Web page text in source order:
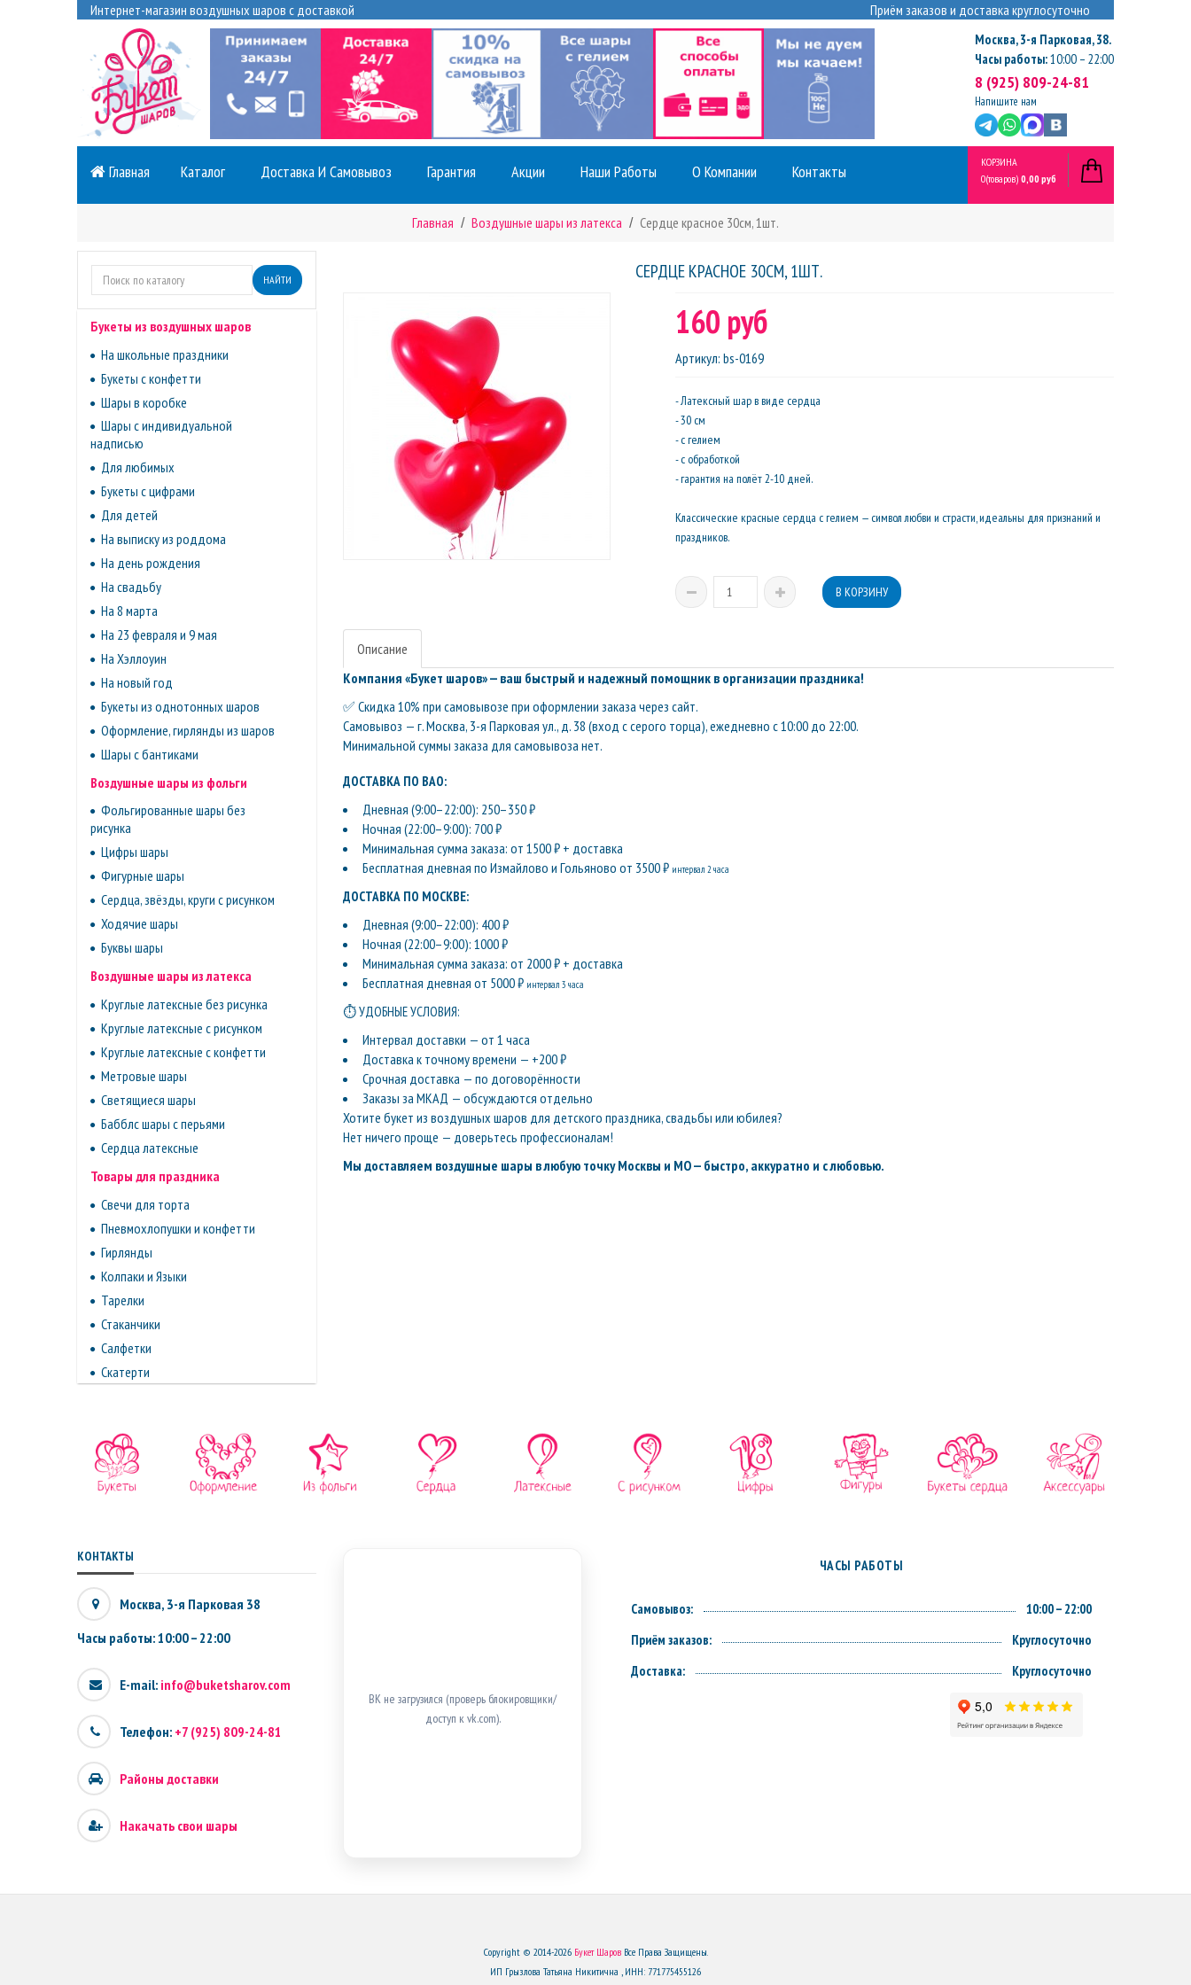
Интернет-магазин воздушных шаров с доставкой Приём заказов и доставка круглосуточно
Москва,3-я Парковая, 38.
Часы работы:10:00 – 22:00
8 (925) 809-24-81
Напишите нам
Главная Каталог Доставка И Самовывоз Гарантия Акции Наши Работы О Компании Контакты
КОРЗИНА
0(товаров) 0,00 руб
Главная Воздушные шары из латекса Сердце красное 30см, 1шт.
НАЙТИ
Букеты из воздушных шаров
На школьные праздники
Букеты с конфетти
Шары в коробке
Шары с индивидуальной
надписью
Для любимых
Букеты с цифрами
Для детей
На выписку из роддома
На день рождения
На свадьбу
На 8 марта
На 23 февраля и 9 мая
На Хэллоуин
На новый год
Букеты из однотонных шаров
Оформление, гирлянды из шаров
Шары с бантиками
Воздушные шары из фольги
Фольгированные шары без
рисунка
Цифры шары
Фигурные шары
Сердца, звёзды, круги с рисунком
Ходячие шары
Буквы шары
Воздушные шары из латекса
Круглые латексные без рисунка
Круглые латексные с рисунком
Круглые латексные с конфетти
Метровые шары
Светящиеся шары
Бабблс шары с перьями
Сердца латексные
Товары для праздника
Свечи для торта
Пневмохлопушки и конфетти
Гирлянды
Колпаки и Языки
Тарелки
Стаканчики
Салфетки
Скатерти
СЕРДЦЕ КРАСНОЕ 30СМ, 1ШТ.
160 руб
Артикул: bs-0169
- Латексный шар в виде сердца
- 30 см
- с гелием
- с обработкой
- гарантия на полёт 2-10 дней.
Классические красные сердца с гелием — символ любви и страсти, идеальны для признаний и
праздников.
Описание
Компания «Букет шаров» — ваш быстрый и надежный помощник в организации праздника!
✅ Скидка 10% при самовывозе при оформлении заказа через сайт.
Самовывоз — г. Москва, 3-я Парковая ул., д. 38 (вход с серого торца), ежедневно с 10:00 до 22:00.
Минимальной суммы заказа для самовывоза нет.
ДОСТАВКА ПО ВАО:
Дневная (9:00–22:00): 250–350 ₽
Ночная (22:00–9:00): 700 ₽
Минимальная сумма заказа: от 1500 ₽ + доставка
Бесплатная дневная по Измайлово и Гольяново от 3500 ₽ интервал 2 часа
ДОСТАВКА ПО МОСКВЕ:
Дневная (9:00–22:00): 400 ₽
Ночная (22:00–9:00): 1000 ₽
Минимальная сумма заказа: от 2000 ₽ + доставка
Бесплатная дневная от 5000 ₽ интервал 3 часа
⏱ УДОБНЫЕ УСЛОВИЯ:
Интервал доставки — от 1 часа
Доставка к точному времени — +200 ₽
Срочная доставка — по договорённости
Заказы за МКАД — обсуждаются отдельно
Хотите букет из воздушных шаров для детского праздника, свадьбы или юбилея?
Нет ничего проще — доверьтесь профессионалам!
Мы доставляем воздушные шары в любую точку Москвы и МО — быстро, аккуратно и с любовью.
КОНТАКТЫ
Москва, 3-я Парковая 38
Часы работы: 10:00 – 22:00
E-mail: info@buketsharov.com
Телефон: +7 (925) 809-24-81
Районы доставки
Накачать свои шары
ВК не загрузился (проверь блокировщики/
доступ к vk.com).
ЧАСЫ РАБОТЫ
Самовывоз:
10:00 – 22:00
Приём заказов:
Круглосуточно
Доставка:
Круглосуточно
Copyright © 2014-2026 Букет ШаровВсе Права Защищены.
ИП Грызлова Татьяна Никитична , ИНН: 771775455126